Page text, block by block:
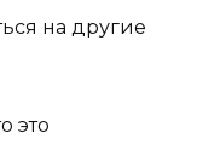
на другие
это